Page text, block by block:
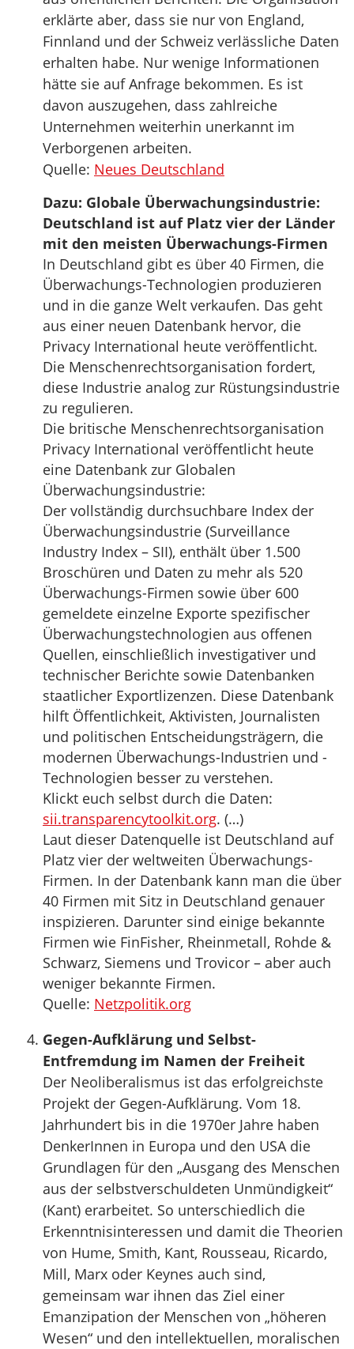
erklärte aber, dass sie nur von England,
Finnland und der Schweiz verlässliche Daten
erhalten habe. Nur wenige Informationen
hätte sie auf Anfrage bekommen. Es ist
davon auszugehen, dass zahlreiche
Unternehmen weiterhin unerkannt im
Verborgenen arbeiten.
Quelle: Neues Deutschland
Dazu: Globale Überwachungsindustrie:
Deutschland ist auf Platz vier der Länder
mit den meisten Überwachungs-Firmen
In Deutschland gibt es über 40 Firmen, die
Überwachungs-Technologien produzieren
und in die ganze Welt verkaufen. Das geht
aus einer neuen Datenbank hervor, die
Privacy International heute veröffentlicht.
Die Menschenrechtsorganisation fordert,
diese Industrie analog zur Rüstungsindustrie
zu regulieren.
Die britische Menschenrechtsorganisation
Privacy International veröffentlicht heute
eine Datenbank zur Globalen
Überwachungsindustrie:
Der vollständig durchsuchbare Index der
Überwachungsindustrie (Surveillance
Industry Index – SII), enthält über 1.500
Broschüren und Daten zu mehr als 520
Überwachungs-Firmen sowie über 600
gemeldete einzelne Exporte spezifischer
Überwachungstechnologien aus offenen
Quellen, einschließlich investigativer und
technischer Berichte sowie Datenbanken
staatlicher Exportlizenzen. Diese Datenbank
hilft Öffentlichkeit, Aktivisten, Journalisten
und politischen Entscheidungsträgern, die
modernen Überwachungs-Industrien und -
Technologien besser zu verstehen.
Klickt euch selbst durch die Daten:
sii.transparencytoolkit.org. (…)
Laut dieser Datenquelle ist Deutschland auf
Platz vier der weltweiten Überwachungs-
Firmen. In der Datenbank kann man die über
40 Firmen mit Sitz in Deutschland genauer
inspizieren. Darunter sind einige bekannte
Firmen wie FinFisher, Rheinmetall, Rohde &
Schwarz, Siemens und Trovicor – aber auch
weniger bekannte Firmen.
Quelle: Netzpolitik.org
Gegen-Aufklärung und Selbst-
Entfremdung im Namen der Freiheit
Der Neoliberalismus ist das erfolgreichste
Projekt der Gegen-Aufklärung. Vom 18.
Jahrhundert bis in die 1970er Jahre haben
DenkerInnen in Europa und den USA die
Grundlagen für den „Ausgang des Menschen
aus der selbstverschuldeten Unmündigkeit“
(Kant) erarbeitet. So unterschiedlich die
Erkenntnisinteressen und damit die Theorien
von Hume, Smith, Kant, Rousseau, Ricardo,
Mill, Marx oder Keynes auch sind,
gemeinsam war ihnen das Ziel einer
Emanzipation der Menschen von „höheren
Wesen“ und den intellektuellen, moralischen